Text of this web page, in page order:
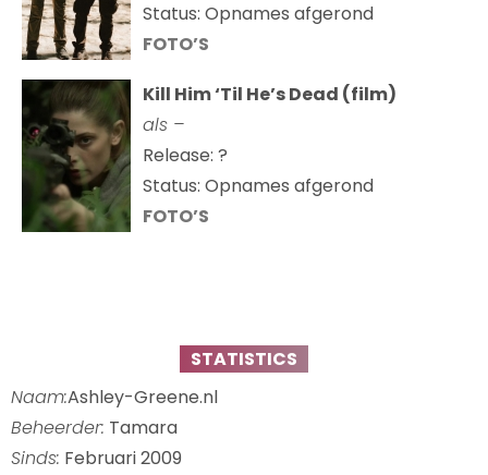
Status: Opnames afgerond
FOTO’S
Kill Him ‘Til He’s Dead (film)
als –
Release: ?
Status: Opnames afgerond
FOTO’S
STATISTICS
Naam:Ashley-Greene.nl
Beheerder: Tamara
Sinds: Februari 2009